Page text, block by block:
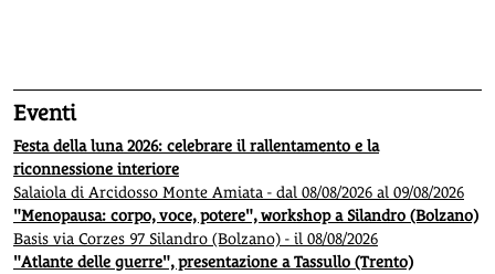
Eventi
Festa della luna 2026: celebrare il rallentamento e la
riconnessione interiore
Salaiola di Arcidosso Monte Amiata - dal 08/08/2026 al 09/08/2026
"Menopausa: corpo, voce, potere", workshop a Silandro (Bolzano)
Basis via Corzes 97 Silandro (Bolzano) - il 08/08/2026
"Atlante delle guerre", presentazione a Tassullo (Trento)